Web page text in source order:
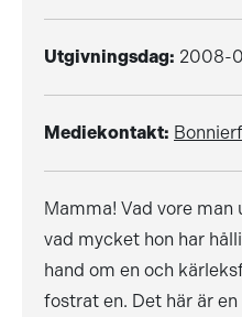
Utgivningsdag: 2008-
Mediekontakt:
Mamma! Vad vore man
vad mycket hon har
hand om en och
fostrat en. Det här är